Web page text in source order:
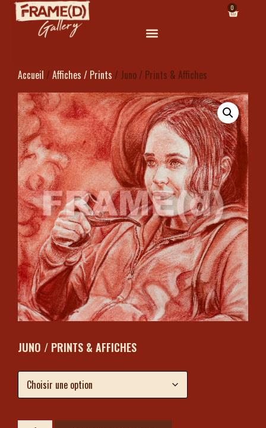
0
Accueil / Affiches / Prints / Juno / Prints & Affiches
JUNO / PRINTS & AFFICHES